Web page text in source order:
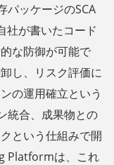
パッケージのSCA
社が書いたコード
な防御が可能で
し、リスク評価に
の運用確立という
統合、成果物との
という仕組みで開
Platformは、これ